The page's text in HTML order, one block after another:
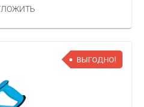
ВЫГОДНО!